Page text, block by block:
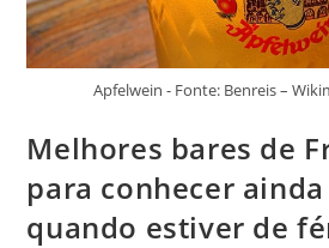
Apfelwein - Fonte: Benreis –
Melhores bares de
para conhecer
quando estiver de